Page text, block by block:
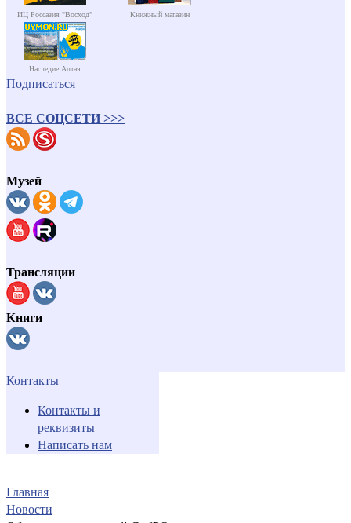
ИЦ Россазия "Восход" Книжный магазин
Наследие Алтая
Подписаться
ВСЕ СОЦСЕТИ >>>
Музей
Трансляции
Книги
Контакты
Контакты и
реквизиты
Написать нам
Главная
Новости